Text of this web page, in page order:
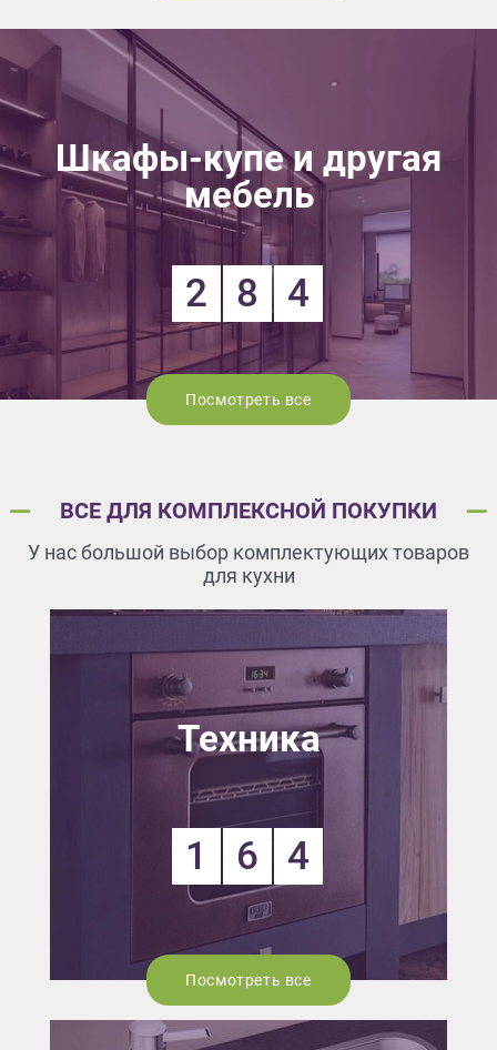
Шкафы-купе и другая
мебель
2 8 4
Посмотреть все
ВСЕ ДЛЯ КОМПЛЕКСНОЙ ПОКУПКИ
У нас большой выбор комплектующих товаров
для кухни
Техника
1 6 4
Посмотреть все